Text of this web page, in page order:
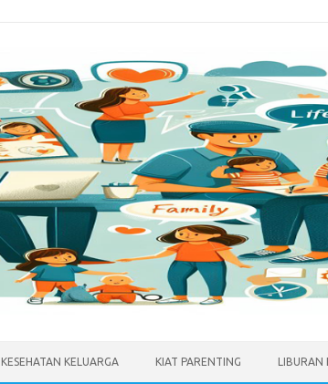
KESEHATAN KELUARGA KIAT PARENTING LIBURAN